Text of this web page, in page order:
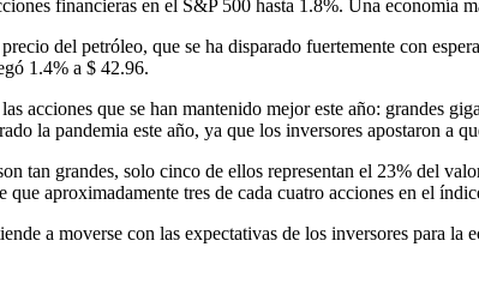
financieras en el S&P 500 hasta 1.8%. Una economía
del petróleo, que se ha disparado fuertemente con
1.4% a $ 42.96.
acciones que se han mantenido mejor este año: grandes
la pandemia este año, ya que los inversores apostaron a
tan grandes, solo cinco de ellos representan el 23% del
que aproximadamente tres de cada cuatro acciones en el
a moverse con las expectativas de los inversores para